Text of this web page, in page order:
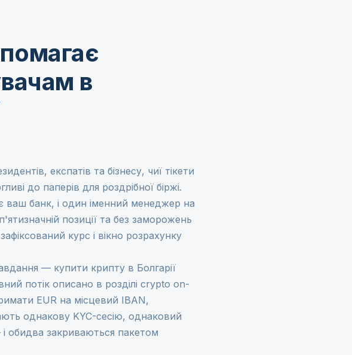
в
експатів та бізнесу, чиї тікети
до паперів для роздрібної біржі.
ваш банк, і один іменний менеджер на
позиції та без заморожень
курс і вікно розрахунку
— купити крипту в Болгарії
потік описано в розділі crypto on-
EUR на місцевий IBAN,
однакову KYC-сесію, однаковий
обидва закриваються пакетом